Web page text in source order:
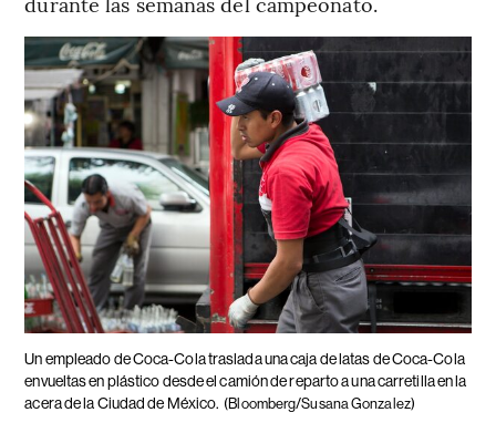
Un empleado de Coca-Cola traslada una caja de latas de Coca-Cola
envueltas en plástico desde el camión de reparto a una carretilla en la
acera de la Ciudad de México. (Bloomberg/Susana Gonzalez)